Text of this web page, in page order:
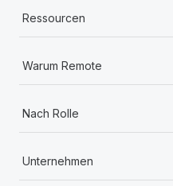
Ressourcen
Warum Remote
Nach Rolle
Unternehmen